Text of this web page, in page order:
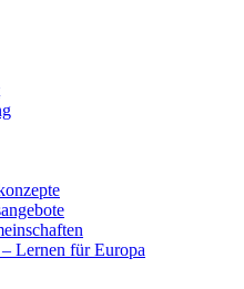
Lernen für Europa